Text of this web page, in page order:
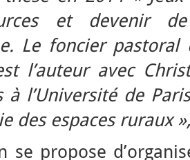
et devenir
Le foncier pastoral
l’auteur avec
à l’Université de
des espaces ruraux
se propose